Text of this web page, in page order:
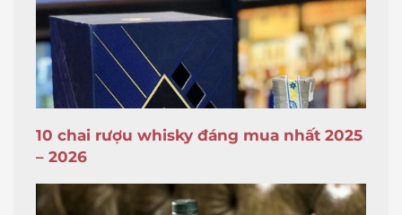
10 chai rượu whisky đáng mua nhất 2025
– 2026